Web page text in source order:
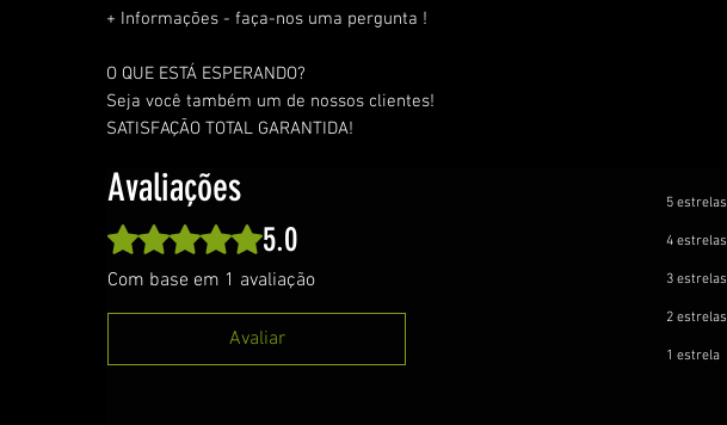
+ Informações - faça-nos uma pergunta !
O QUE ESTÁ ESPERANDO?
Seja você também um de nossos clientes!
SATISFAÇÃO TOTAL GARANTIDA!
Avaliações
Rated 5 out of 5 stars.
5.0
Com base em 1 avaliação
Avaliar
5 estrelas
4 estrelas
3 estrelas
2 estrelas
1 estrela